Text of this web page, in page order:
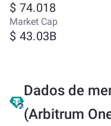
$ 74.018
Market Cap
$ 43.03B
Dados de
(Arbitrum